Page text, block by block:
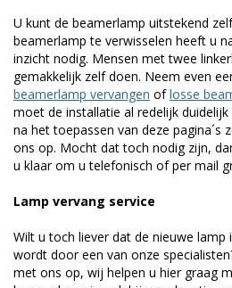
U kunt de beamerlamp uitstekend
beamerlamp te verwisselen heeft u
inzicht nodig. Mensen met twee
gemakkelijk zelf doen. Neem even
beamerlamp vervangen oflosse
moet de installatie al redelijk
na het toepassen van deze pagina´s
ons op. Mocht dat toch nodig zijn,
u klaar om u telefonisch of per mail
Lamp vervang service
Wilt u toch liever dat de nieuwe
wordt door een van onze
met ons op, wij helpen u hier graag